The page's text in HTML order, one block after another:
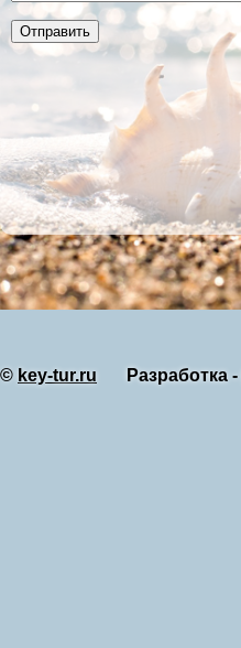
© key-tur.ru Разработка -